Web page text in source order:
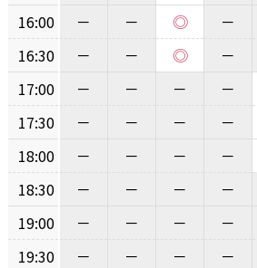
16:00
－ － ◎ －
16:30
－ － ◎ －
17:00 － － － －
17:30 － － － －
18:00 － － － －
18:30 － － － －
19:00 － － － －
19:30 － － － －